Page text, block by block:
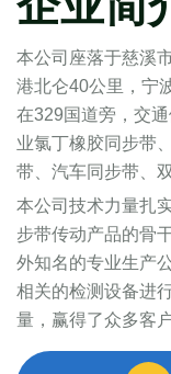
本公司座落于慈溪
港北仑40公里，宁
在329国道旁，交
业氯丁橡胶同步带
带、汽车同步带、
本公司技术力量扎
步带传动产品的骨
外知名的专业生产
相关的检测设备进
量，赢得了众多客